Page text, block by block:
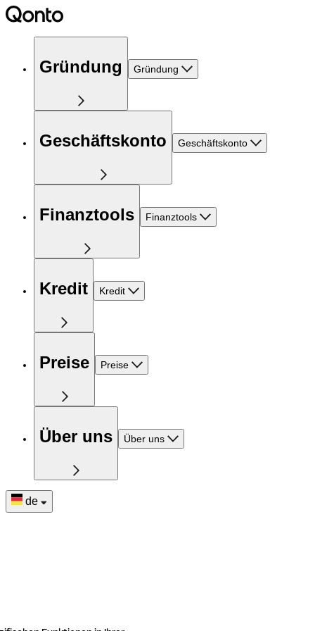
Gründung Gründung
Geschäftskonto Geschäftskonto
Finanztools Finanztools
Kredit Kredit
Preise Preise
Über uns Über uns
de